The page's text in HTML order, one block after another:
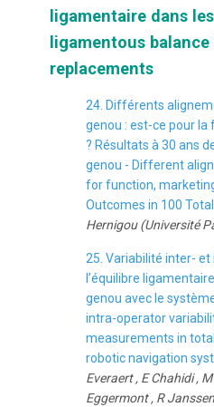
ligamentaire dans
ligamentous
replacements
24. Différents
genou : est-ce pour la
? Résultats à 30 ans
genou - Different
for function,
Outcomes in 100
Hernigou (Université
25. Variabilité inter-
l’équilibre
genou avec le
intra-operator
measurements in
robotic navigation
Everaert , E Chahidi ,
Eggermont , R